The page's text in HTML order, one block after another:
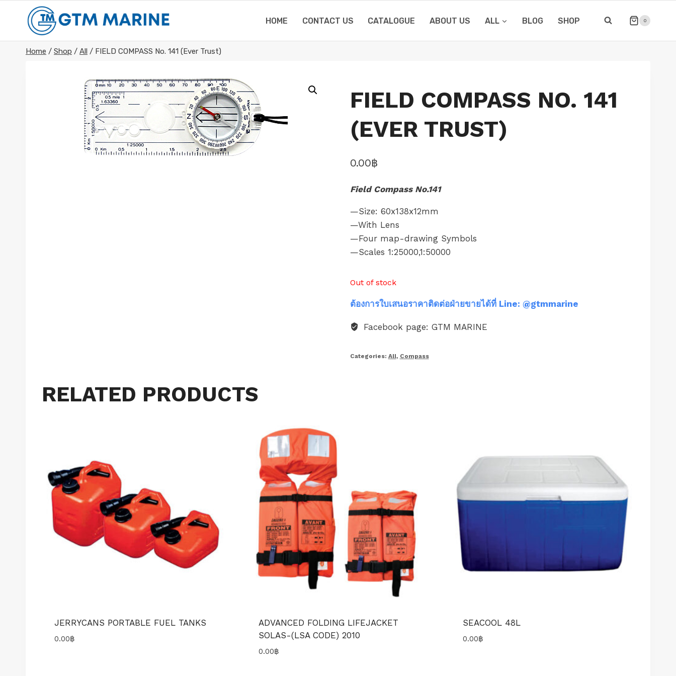
content
HOME CONTACT US CATALOGUE ABOUT US ALL BLOG SHOP 0
Home / Shop / All / FIELD COMPASS No. 141 (Ever Trust)
FIELD COMPASS NO. 141
(EVER TRUST)
0.00฿
Field Compass No.141
—Size: 60x138x12mm
—With Lens
—Four map-drawing Symbols
—Scales 1:25000,1:50000
Out of stock
ต้องการใบเสนอราคาติดต่อฝ่ายขายได้ที่ Line: @gtmmarine
Facebook page: GTM MARINE
Categories: All, Compass
RELATED PRODUCTS
JERRYCANS PORTABLE FUEL TANKS
0.00฿
ADVANCED FOLDING LIFEJACKET
SOLAS-(LSA CODE) 2010
0.00฿
SEACOOL 48L
0.00฿